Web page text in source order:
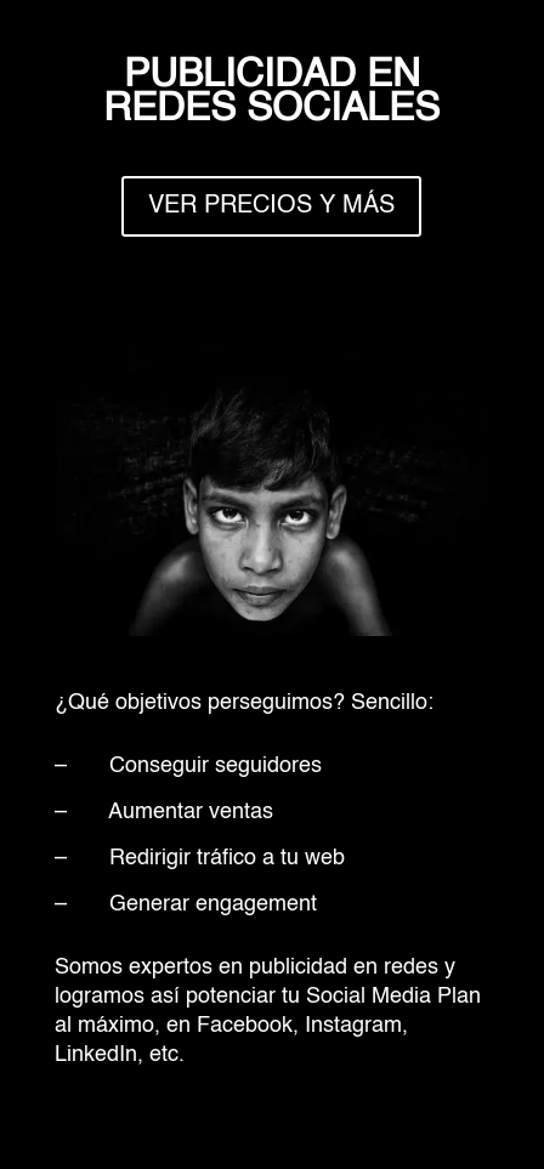
PUBLICIDAD EN
REDES SOCIALES
VER PRECIOS Y MÁS
¿Qué objetivos perseguimos? Sencillo:
– Conseguir seguidores
– Aumentar ventas
– Redirigir tráfico a tu web
– Generar engagement
Somos expertos en publicidad en redes y
logramos así potenciar tu Social Media Plan
al máximo, en Facebook, Instagram,
LinkedIn, etc.